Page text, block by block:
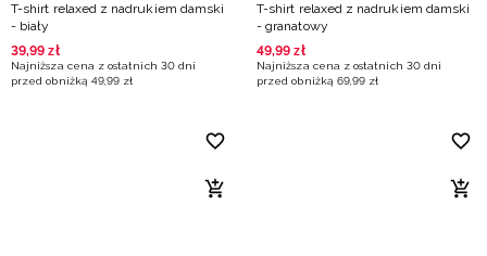
T-shirt relaxed z nadrukiem damski
- biały
39,99 zł
Najniższa cena z ostatnich 30 dni
przed obniżką 49,99 zł
T-shirt relaxed z nadrukiem damski
- granatowy
49,99 zł
Najniższa cena z ostatnich 30 dni
przed obniżką 69,99 zł